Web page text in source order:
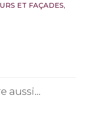
ET FAÇADES
aussi…